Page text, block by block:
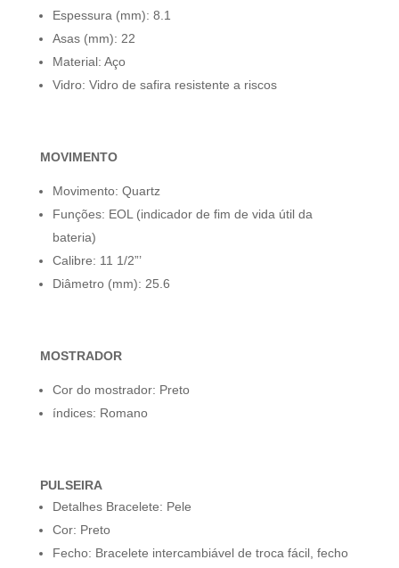
Espessura (mm): 8.1
Asas (mm): 22
Material: Aço
Vidro: Vidro de safira resistente a riscos
MOVIMENTO
Movimento: Quartz
Funções: EOL (indicador de fim de vida útil da
bateria)
Calibre: 11 1/2”’
Diâmetro (mm): 25.6
MOSTRADOR
Cor do mostrador: Preto
índices: Romano
PULSEIRA
Detalhes Bracelete: Pele
Cor: Preto
Fecho: Bracelete intercambiável de troca fácil, fecho